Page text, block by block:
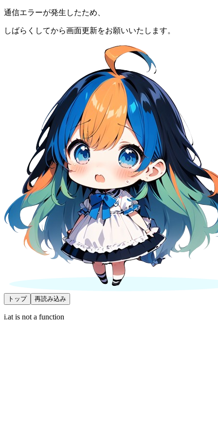
通信エラーが発生したため、
しばらくしてから画面更新をお願いいたします。
トップ 再読み込み
i.at is not a function